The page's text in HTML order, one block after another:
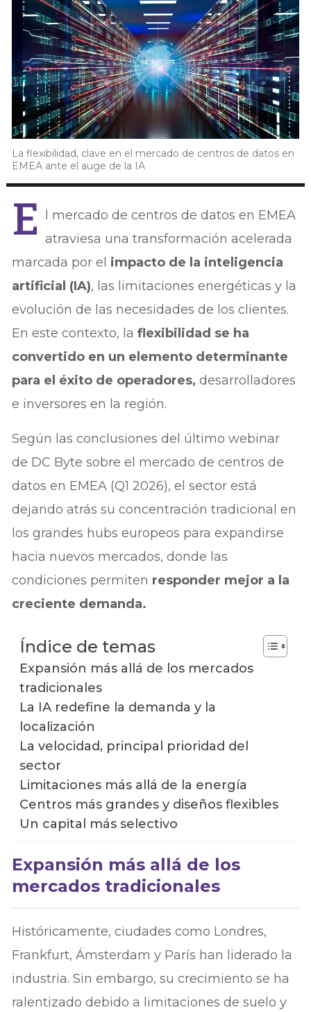
La flexibilidad, clave en el mercado de centros de datos en
EMEA ante el auge de la IA
E
l mercado de centros de datos en EMEA
atraviesa una transformación acelerada
marcada por el impacto de la inteligencia
artificial (IA), las limitaciones energéticas y la
evolución de las necesidades de los clientes.
En este contexto, laflexibilidad se ha
convertido en un elemento determinante
para el éxito de operadores, desarrolladores
e inversores en la región.
Según las conclusiones del último webinar
de DC Byte sobre el mercado de centros de
datos en EMEA (Q1 2026), el sector está
dejando atrás su concentración tradicional en
los grandes hubs europeos para expandirse
hacia nuevos mercados, donde las
condiciones permiten responder mejor a la
creciente demanda.
Índice de temas
Expansión más allá de los mercados
tradicionales
La IA redefine la demanda y la
localización
La velocidad, principal prioridad del
sector
Limitaciones más allá de la energía
Centros más grandes y diseños flexibles
Un capital más selectivo
Expansión más allá de los
mercados tradicionales
Históricamente, ciudades como Londres,
Frankfurt, Ámsterdam y París han liderado la
industria. Sin embargo, su crecimiento se ha
ralentizado debido a limitaciones de suelo y